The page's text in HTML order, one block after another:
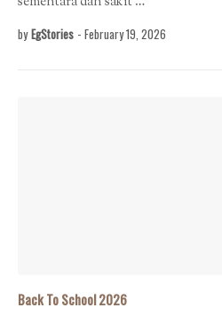
by EgStories - February 19, 2026
Back To School 2026